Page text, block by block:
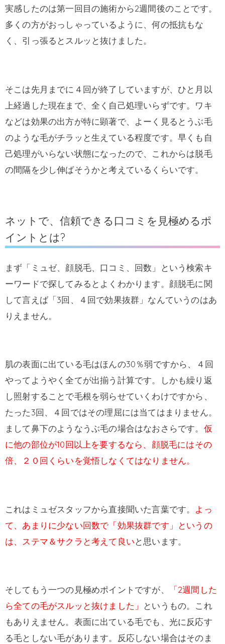
実感したのは第一回目の施術から2週間後のことです。
多くの方がおっしゃっているように、何の抵抗もな
く、引っ張るとスルッと抜けました。
そこは先月までに４回が終了していますが、ひと月以
上経過した現在まで、全く自己処理いらずです。ワキ
などは効果の出方が特に顕著で、よーく見るとうぶ毛
のような毛がチラッと生えている程度です。早くも自
己処理がいらない状態になったので、これからは脱毛
の間隔を少し伸ばそうかと考えているくらいです。
ネットで、信頼できる口コミを見極めるポ
イントとは?
まず「ミュゼ、顔脱毛、口コミ、回数」という検索キ
ーワードで探してみるとよくわかります。顔脱毛に関
して言えば「3回、４回で効果抜群」なんていうのはあ
りえません。
肌の表面に出ている毛はほんの30％弱ですから、４回
やってようやく全てが出揃う計算です。しかも繰り返
し照射することで毛根を弱らせていくわけですから、
たった3回、４回ではその理屈には当てはまりません。
まして鼻下のようなうぶ毛の場合はなおさらです。 仮
に他の部位が10回以上を要するなら、顔脱毛にはその
倍、２０回くらいを覚悟しなくてはなりません。
これはミュゼスタッフから直接聞いた言葉です。 よっ
て、あまりに少ない回数で「効果抜群です」というの
は、ステマ＆サクラと考えて良いと思います。
そしてもう一つの見極めポイントですが、
「2週間した
ら全ての毛がスルッと抜けました」
というもの。これ
もありえません。表面に出ている毛でも、光に反応す
る毛としない毛があります。反応しない場合はそのま